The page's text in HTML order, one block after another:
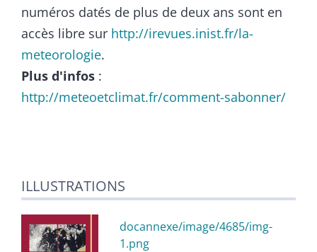
numéros datés de plus de deux ans sont en
accès libre sur http://irevues.inist.fr/la-
meteorologie.
Plus d'infos :
http://meteoetclimat.fr/comment-sabonner/
ILLUSTRATIONS
docannexe/image/4685/img-
1.png